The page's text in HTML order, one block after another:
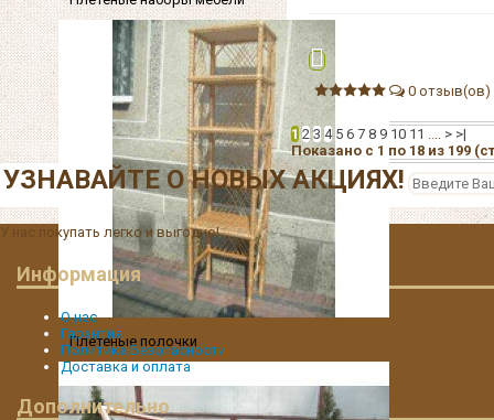
Плетеные полочки
0 отзыв(ов)
1 2 3 4 5 6 7 8 9 10 11 .... > >|
Показано с 1 по 18 из 199
УЗНАВАЙТЕ О НОВЫХ АКЦИЯХ!
У нас покупать легко и выгодно!
Информация
О нас
Гарантия
Политика Безопасности
Доставка и оплата
Дополнительно